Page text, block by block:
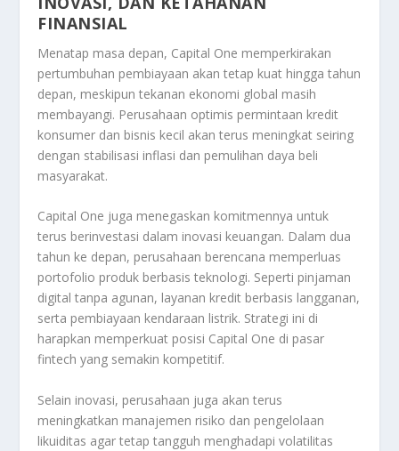
FINANSIAL
Menatap masa depan, Capital One memperkirakan
pertumbuhan pembiayaan akan tetap kuat hingga tahun
depan, meskipun tekanan ekonomi global masih
membayangi. Perusahaan optimis permintaan kredit
konsumer dan bisnis kecil akan terus meningkat seiring
dengan stabilisasi inflasi dan pemulihan daya beli
masyarakat.
Capital One juga menegaskan komitmennya untuk
terus berinvestasi dalam inovasi keuangan. Dalam dua
tahun ke depan, perusahaan berencana memperluas
portofolio produk berbasis teknologi. Seperti pinjaman
digital tanpa agunan, layanan kredit berbasis langganan,
serta pembiayaan kendaraan listrik. Strategi ini di
harapkan memperkuat posisi Capital One di pasar
fintech yang semakin kompetitif.
Selain inovasi, perusahaan juga akan terus
meningkatkan manajemen risiko dan pengelolaan
likuiditas agar tetap tangguh menghadapi volatilitas